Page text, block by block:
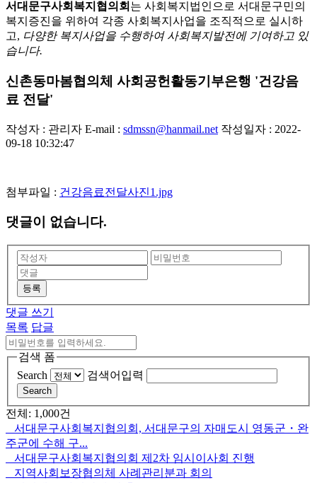
서대문구사회복지협의회 는 사회복지법인으로 서대문구민의
복지증진을 위하여 각종 사회복지사업을 조직적으로 실시하
고, 다양한 복지사업을 수행하여 사회복지발전에 기여하고 있
습니다.
신촌동마봄협의체 사회공헌활동기부은행 '건강음
료 전달'
작성자 : 관리자 E-mail : sdmssn@hanmail.net 작성일자 : 2022-
09-18 10:32:47
첨부파일 : 건강음료전달사진1.jpg
댓글이 없습니다.
등록
댓글 쓰기
목록 답글
검색 폼
Search
검색어입력
Search
전체: 1,000건
서대문구사회복지협의회, 서대문구의 자매도시 영동군・완
주군에 수해 구...
서대문구사회복지협의회 제2차 임시이사회 진행
지역사회보장협의체 사례관리분과 회의